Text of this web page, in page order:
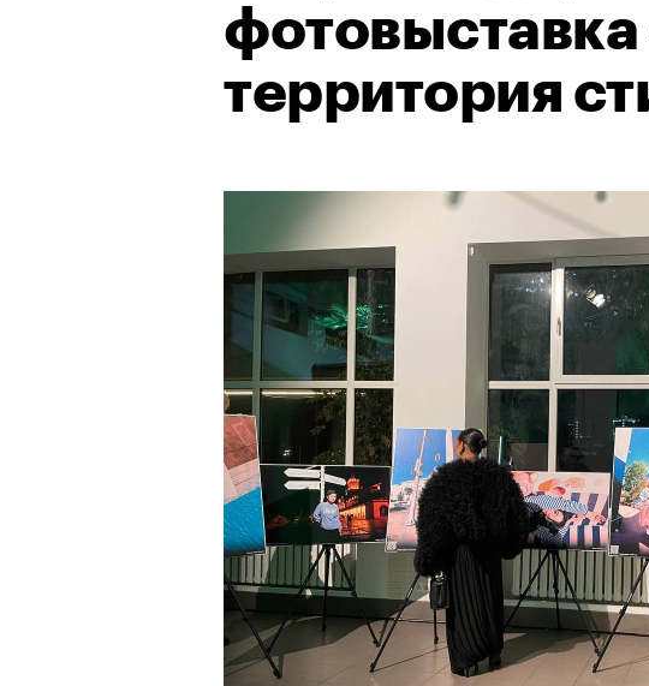
территория